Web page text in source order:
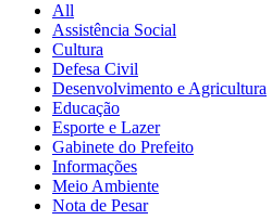
All
Assistência Social
Cultura
Defesa Civil
Desenvolvimento e Agricultura
Educação
Esporte e Lazer
Gabinete do Prefeito
Informações
Meio Ambiente
Nota de Pesar